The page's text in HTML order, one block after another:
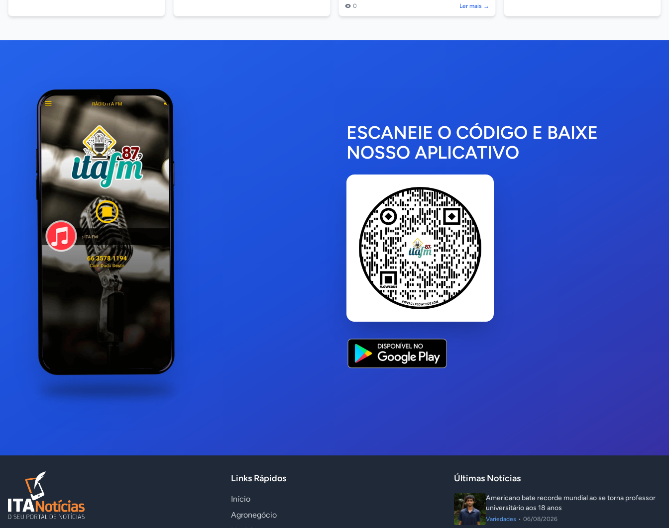
onde se...
0 Ler mais →
ESCANEIE O CÓDIGO E BAIXE
NOSSO APLICATIVO
Links Rápidos
Início
Agronegócio
Últimas Notícias
Americano bate recorde mundial ao se torna professor
universitário aos 18 anos
Variedades • 06/08/2026